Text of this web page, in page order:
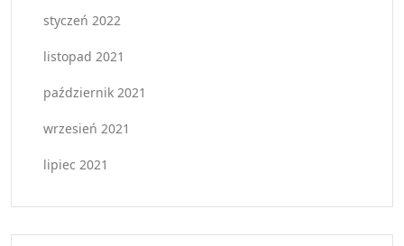
styczeń 2022
listopad 2021
październik 2021
wrzesień 2021
lipiec 2021